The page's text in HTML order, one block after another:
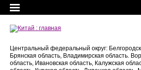
Центральный федеральный округ:
Брянская область, Владимирская область.
область, Ивановская область, Калужская